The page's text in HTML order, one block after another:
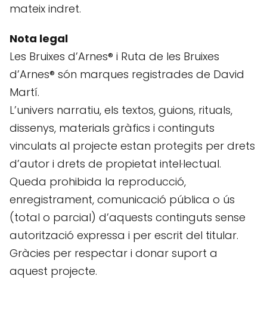
mateix indret.
Nota legal
Les Bruixes d’Arnes® i Ruta de les Bruixes
d’Arnes® són marques registrades de David
Martí.
L’univers narratiu, els textos, guions, rituals,
dissenys, materials gràfics i continguts
vinculats al projecte estan protegits per drets
d’autor i drets de propietat intel·lectual.
Queda prohibida la reproducció,
enregistrament, comunicació pública o ús
(total o parcial) d’aquests continguts sense
autorització expressa i per escrit del titular.
Gràcies per respectar i donar suport a
aquest projecte.